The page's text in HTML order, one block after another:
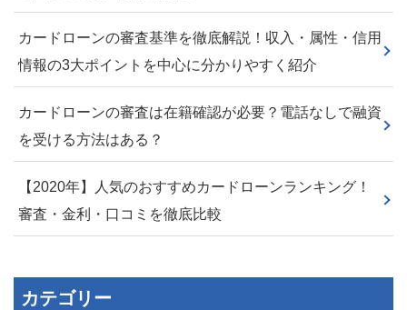
カードローンの審査基準を徹底解説！収入・属性・信用
情報の3大ポイントを中心に分かりやすく紹介
カードローンの審査は在籍確認が必要？電話なしで融資
を受ける方法はある？
【2020年】人気のおすすめカードローンランキング！
審査・金利・口コミを徹底比較
カテゴリー